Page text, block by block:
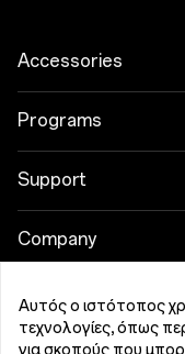
Accessories
Tablet
Power & Cables
Programs
Link your OnePlus Devices
OnePlus Trade-in
Support
Συχνές ερωτήσεις Αγορών
Υπηρεσία Επισκευών
Company
Community
Get Support From
Αυτός ο ιστότοπος
τεχνολογίες, όπως
για σκοπούς που